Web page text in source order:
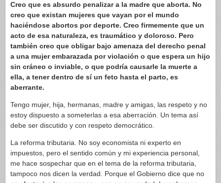
Creo que es absurdo penalizar a la madre que aborta. No
creo que existan mujeres que vayan por el mundo
haciéndose abortos por deporte. Creo firmemente que un
acto de esa naturaleza, es traumático y doloroso. Pero
también creo que obligar bajo amenaza del derecho penal
a una mujer embarazada por violación o que espera un hijo
sin cráneo o inviable, o que podría causarle la muerte a
ella, a tener dentro de sí un feto hasta el parto, es
aberrante.
Tengo mujer, hija, hermanas, madre y amigas, las respeto y no
estoy dispuesto a someterlas a esa aberración. Un tema así
debe ser discutido y con respeto democrático.
La reforma tributaria. No soy economista ni experto en
impuestos, pero el sentido común y mi experiencia personal,
me hace sospechar que en el tema de la reforma tributaria,
tampoco nos dicen la verdad. Porque el Gobierno dice que no